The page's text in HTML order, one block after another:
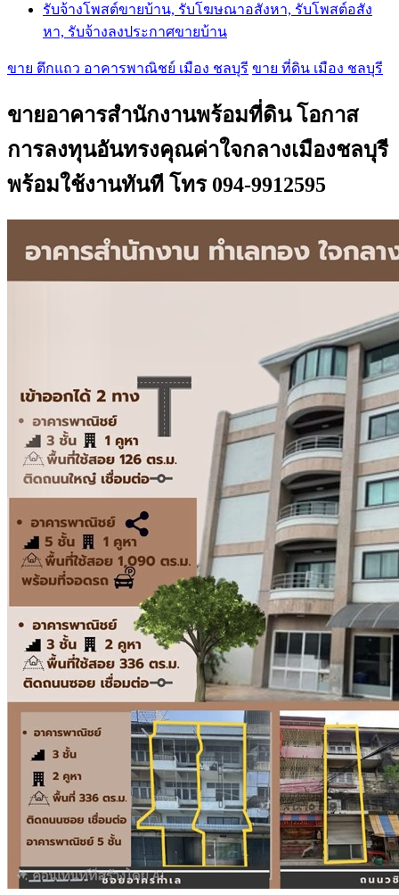
รับจ้างโพสต์ขายบ้าน, รับโฆษณาอสังหา, รับโพสต์อสัง
หา, รับจ้างลงประกาศขายบ้าน
ขาย ตึกแถว อาคารพาณิชย์ เมือง ชลบุรี ขาย ที่ดิน เมือง ชลบุรี
ขายอาคารสำนักงานพร้อมที่ดิน โอกาส
การลงทุนอันทรงคุณค่าใจกลางเมืองชลบุรี
พร้อมใช้งานทันที โทร 094-9912595